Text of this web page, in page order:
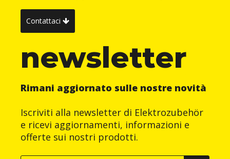
Contattaci
newsletter
Rimani aggiornato sulle nostre novità
Iscriviti alla newsletter di Elektrozubehör
e ricevi aggiornamenti, informazioni e
offerte sui nostri prodotti.